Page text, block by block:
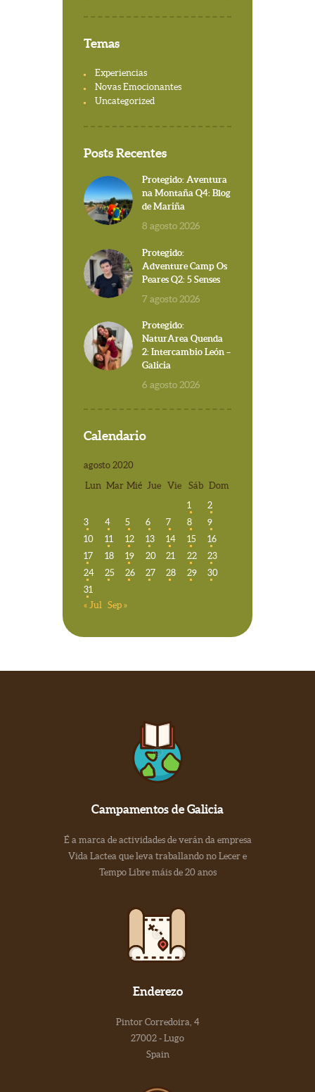
Temas
Experiencias
Novas Emocionantes
Uncategorized
Posts Recentes
Protegido: Aventura
na Montaña Q4: Blog
de Mariña
8 agosto 2026
Protegido:
Adventure Camp Os
Peares Q2: 5 Senses
7 agosto 2026
Protegido:
NaturArea Quenda
2: Intercambio León –
Galicia
6 agosto 2026
Calendario
agosto 2020
Lun Mar Mié Jue Vie Sáb Dom
1
2
3
4 5 6 7 8
9
10
11 12 13 14 15
16
17
18 19 20 21 22
23
24
25 26 27 28 29
30
31
« Jul Sep »
Campamentos de Galicia
É a marca de actividades de verán da empresa
Vida Lactea que leva traballando no Lecer e
Tempo Libre máis de 20 anos
Enderezo
Pintor Corredoira, 4
27002 - Lugo
Spain